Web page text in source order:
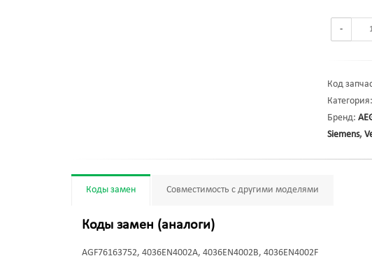
-
Код
Категория:
Бренд:
Siemens,
Коды замен Совместимость с другими моделями
Коды замен (аналоги)
AGF76163752, 4036EN4002A, 4036EN4002B, 4036EN4002F